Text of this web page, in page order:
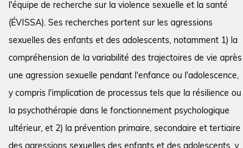
l'équipe de recherche sur la violence sexuelle et la santé
(ÉVISSA). Ses recherches portent sur les agressions
sexuelles des enfants et des adolescents, notamment 1) la
compréhension de la variabilité des trajectoires de vie après
une agression sexuelle pendant l'enfance ou l'adolescence,
y compris l'implication de processus tels que la résilience ou
la psychothérapie dans le fonctionnement psychologique
ultérieur, et 2) la prévention primaire, secondaire et tertiaire